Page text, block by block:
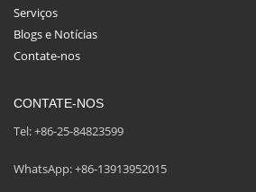
Serviços
Blogs e Notícias
Contate-nos
CONTATE-NOS
Tel: +86-25-84823599
WhatsApp: +86-13913952015